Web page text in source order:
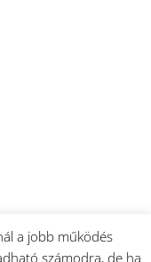
a jobb működés
számodra, de ha